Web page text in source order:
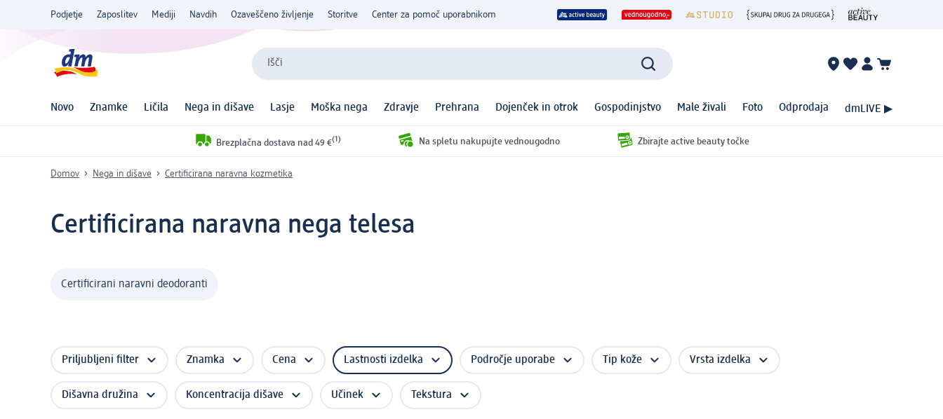
Podjetje Zaposlitev Mediji Navdih Ozaveščeno življenje Storitve Center za pomoč uporabnikom
Išči
Novo Znamke Ličila Nega in dišave Lasje Moška nega Zdravje Prehrana Dojenček in otrok Gospodinjstvo Male živali Foto Odprodaja dmLIVE ▶
Brezplačna dostava nad 49 €(1) Na spletu nakupujte vednougodno Zbirajte active beauty točke
Domov Nega in dišave Certificirana naravna kozmetika
Certificirana naravna nega telesa
Certificirani naravni deodoranti
Priljubljeni filter Znamka Cena Lastnosti izdelka Področje uporabe Tip kože Vrsta izdelka
Dišavna družina Koncentracija dišave Učinek Tekstura